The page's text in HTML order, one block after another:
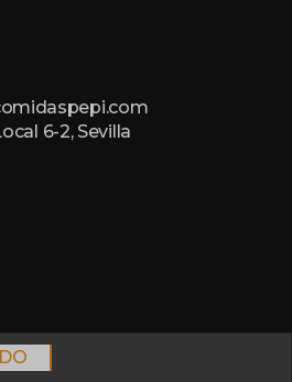
6-2, Sevilla
Pepi. Todos los derechos